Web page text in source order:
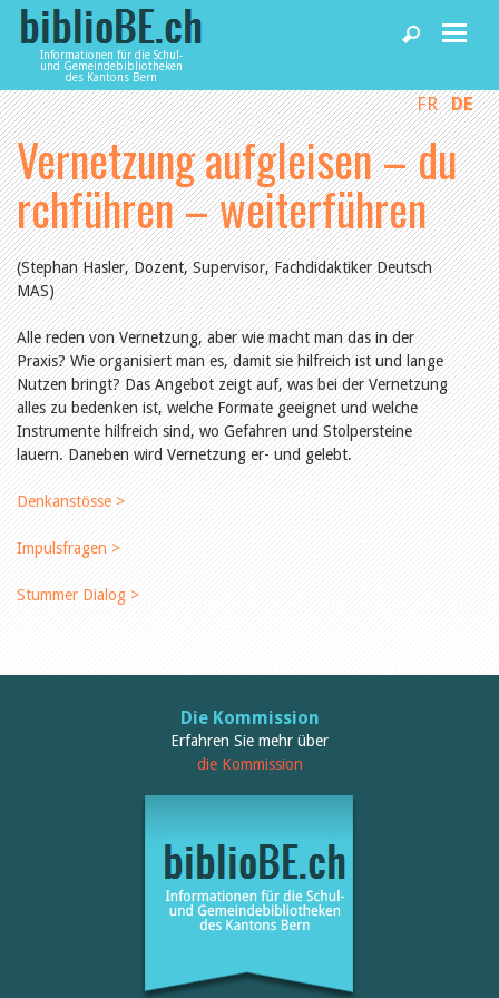
Informationen für die Schul-
und Gemeindebibliotheken
des Kantons Bern
Home
News und Fachbeiträge
Bibliotheken
Agenda
Dienstleistungen
biblioBE nutzen
FR DE
Vernetzung aufgleisen – du
rchführen – weiterführen
(Stephan Hasler, Dozent, Supervisor, Fachdidaktiker Deutsch
MAS)
Alle reden von Vernetzung, aber wie macht man das in der
Praxis? Wie organisiert man es, damit sie hilfreich ist und lange
Nutzen bringt? Das Angebot zeigt auf, was bei der Vernetzung
alles zu bedenken ist, welche Formate geeignet und welche
Instrumente hilfreich sind, wo Gefahren und Stolpersteine
lauern. Daneben wird Vernetzung er- und gelebt.
Denkanstösse >
Impulsfragen >
Stummer Dialog >
Die Kommission
Erfahren Sie mehr über
die Kommission